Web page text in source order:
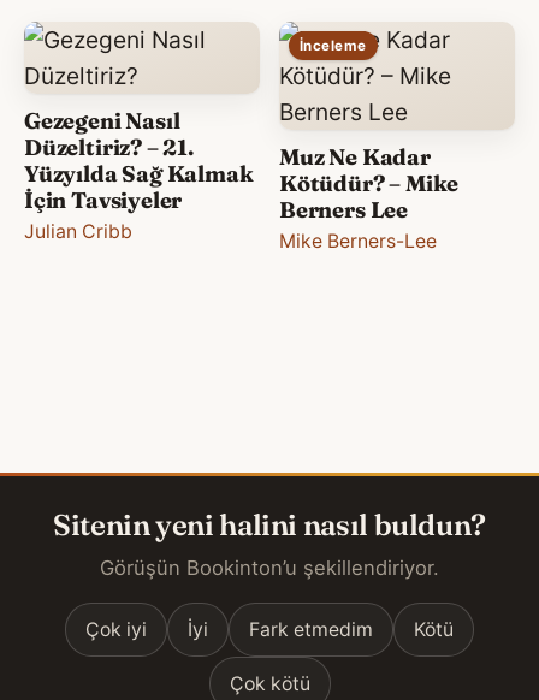
Gezegeni Nasıl
Düzeltiriz? – 21.
Yüzyılda Sağ Kalmak
İçin Tavsiyeler
Julian Cribb
İnceleme
Muz Ne Kadar
Kötüdür? – Mike
Berners Lee
Mike Berners-Lee
Sitenin yeni halini nasıl buldun?
Görüşün Bookinton’u şekillendiriyor.
Çok iyi İyi Fark etmedim Kötü
Çok kötü